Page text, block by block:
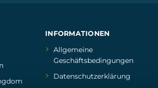
INFORMATIONEN
Allgemeine
Geschäftsbedingungen
Datenschutzerklärung